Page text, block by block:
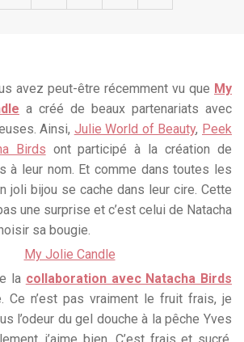
avez peut-être récemment vu que My
a créé de beaux partenariats avec
Ainsi, Julie World of Beauty, Peek
Birds ont participé à la création de
à leur nom. Et comme dans toutes les
joli bijou se cache dans leur cire. Cette
une surprise et c’est celui de Natacha
sa bougie.
la collaboration avec Natacha Birds
Ce n’est pas vraiment le fruit frais, je
l’odeur du gel douche à la pêche Yves